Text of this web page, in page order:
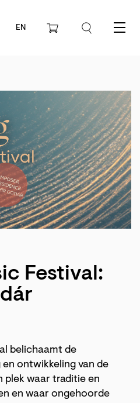
EN Menu
Festival:
belichaamt de
ontwikkeling van de
plek waar traditie en
en waar ongehoorde